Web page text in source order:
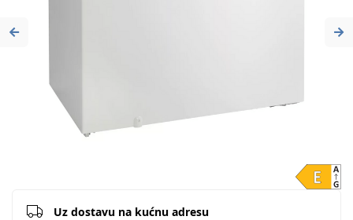
Previous
Uz dostavu na kućnu adresu